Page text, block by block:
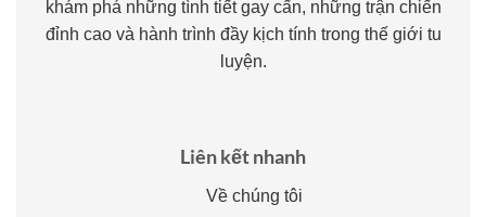
khám phá những tình tiết gay cấn, những trận chiến
đỉnh cao và hành trình đầy kịch tính trong thế giới tu
luyện.
Liên kết nhanh
Về chúng tôi